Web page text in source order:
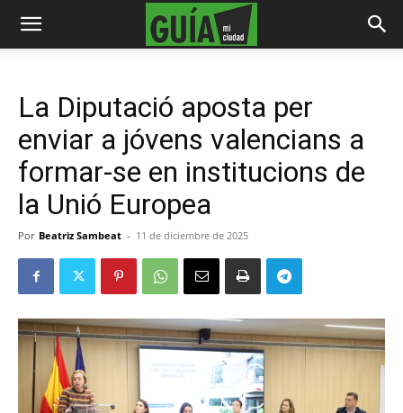
La Diputació aposta per
enviar a jóvens valencians a
formar-se en institucions de
la Unió Europea
Por Beatriz Sambeat - 11 de diciembre de 2025